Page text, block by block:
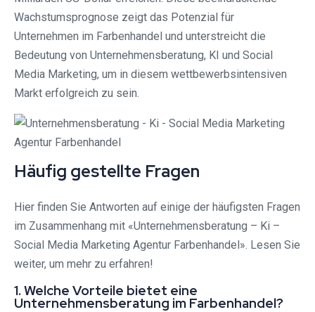
Wachstumsprognose zeigt das Potenzial für
Unternehmen im Farbenhandel und unterstreicht die
Bedeutung von Unternehmensberatung, KI und Social
Media Marketing, um in diesem wettbewerbsintensiven
Markt erfolgreich zu sein.
Häufig gestellte Fragen
Hier finden Sie Antworten auf einige der häufigsten Fragen
im Zusammenhang mit «Unternehmensberatung – Ki –
Social Media Marketing Agentur Farbenhandel». Lesen Sie
weiter, um mehr zu erfahren!
1. Welche Vorteile bietet eine
Unternehmensberatung im Farbenhandel?